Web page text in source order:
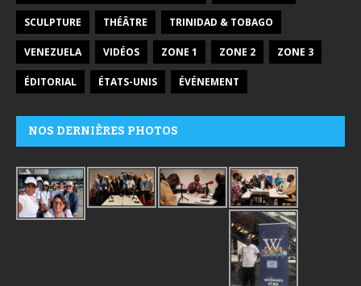
SCULPTURE THÉÂTRE TRINIDAD & TOBAGO
VENEZUELA VIDÉOS ZONE 1 ZONE 2 ZONE 3
ÉDITORIAL ÉTATS-UNIS ÉVÉNEMENT
NOS DERNIÈRES PHOTOS